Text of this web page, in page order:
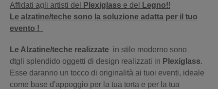
Affidati agli artisti del Plexiglass e del Legno!!
Le alzatine/teche sono la soluzione adatta per il tuo
evento !
Le Alzatine/teche realizzate in stile moderno sono
dtgli splendido oggetti di design realizzati in Plexiglass.
Esse daranno un tocco di originalità ai tuoi eventi, ideale
come base d'appoggio per la tua torta e per la tua